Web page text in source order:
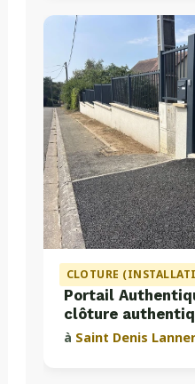
CLOTURE
Portail
clôture
à Saint Denis